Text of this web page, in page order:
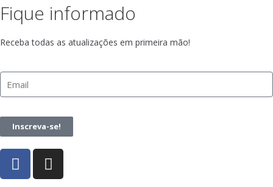
Fique informado
Receba todas as atualizações em primeira mão!
Inscreva-se!